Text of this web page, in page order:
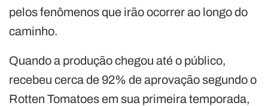
pelos fenômenos que irão ocorrer ao longo do
caminho.
Quando a produção chegou até o público,
recebeu cerca de 92% de aprovação segundo o
Rotten Tomatoes em sua primeira temporada,